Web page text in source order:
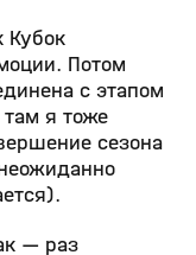
Кубок
Потом
с этапом
я тоже
сезона
— раз